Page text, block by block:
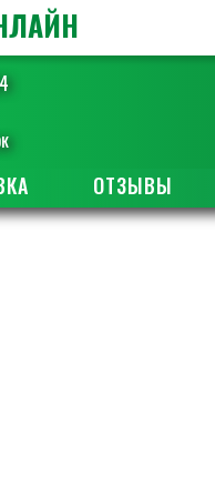
ОТЗЫВЫ